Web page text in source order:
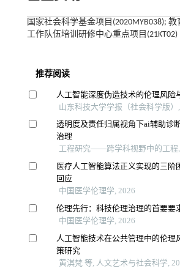
国家社会科学基金项目(2020MYB038);
工作队伍培训研修中心重点项目(21KT02)